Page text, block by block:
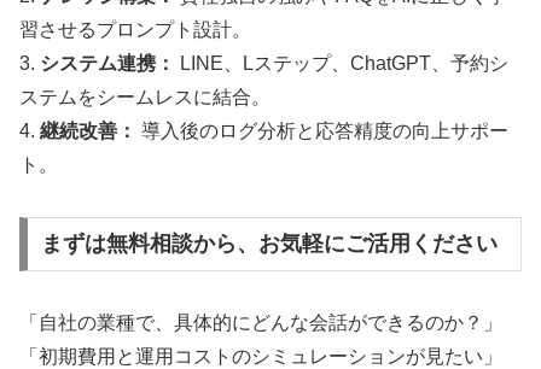
習させるプロンプト設計。
3. システム連携：
LINE、Lステップ、ChatGPT、予約シ
ステムをシームレスに結合。
4. 継続改善： 導入後のログ分析と応答精度の向上サポー
ト。
まずは無料相談から、お気軽にご活用ください
「自社の業種で、具体的にどんな会話ができるのか？」
「初期費用と運用コストのシミュレーションが見たい」